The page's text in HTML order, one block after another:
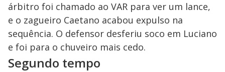
árbitro foi chamado ao VAR para ver um lance,
e o zagueiro Caetano acabou expulso na
sequência. O defensor desferiu soco em Luciano
e foi para o chuveiro mais cedo.
Segundo tempo